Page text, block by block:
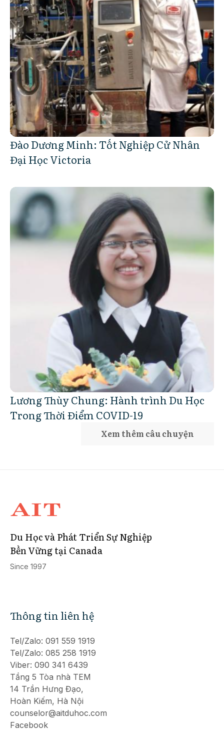
Đào Dương Minh: Tốt Nghiệp Cử Nhân
Đại Học Victoria
Lương Thùy Chung: Hành trình Du Học
Trong Thời Điểm COVID-19
Xem thêm câu chuyện
Du Học và Phát Triển Sự Nghiệp
Bền Vững tại Canada
Since 1997
Thông tin liên hệ
Tel/Zalo: 091 559 1919
Tel/Zalo: 085 258 1919
Viber: 090 341 6439
Tầng 5 Tòa nhà TEM
14 Trần Hưng Đạo,
Hoàn Kiếm, Hà Nội
counselor@aitduhoc.com
Facebook